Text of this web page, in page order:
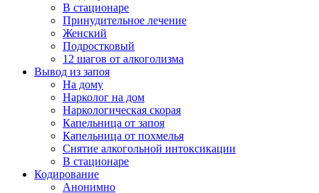
В стационаре
Принудительное лечение
Женский
Подростковый
12 шагов от алкоголизма
Вывод из запоя
На дому
Нарколог на дом
Наркологическая скорая
Капельница от запоя
Капельница от похмелья
Снятие алкогольной интоксикации
В стационаре
Кодирование
Анонимно